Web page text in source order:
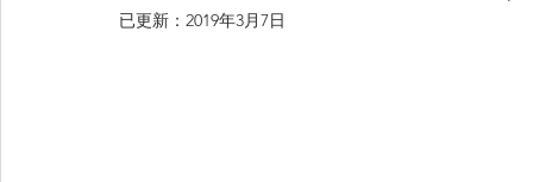
已更新： 2019年3月7日